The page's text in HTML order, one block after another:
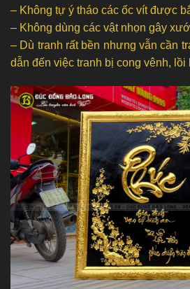
– Không tự ý tháo các ốc vít được
– Không dùng các vật nhọn gây
– Dù tranh rất bền nhưng vẫn cần
dẫn đến việc tranh bị cong vênh, lồi